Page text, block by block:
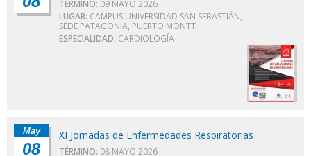
TÉRMINO: 09 MAYO 2026
LUGAR: CAMPUS UNIVERSIDAD SAN SEBASTIÁN,
SEDE PATAGONIA, PUERTO MONTT
ESPECIALIDAD: CARDIOLOGÍA
May
08
XI Jornadas de Enfermedades Respiratorias
TÉRMINO: 08 MAYO 2026